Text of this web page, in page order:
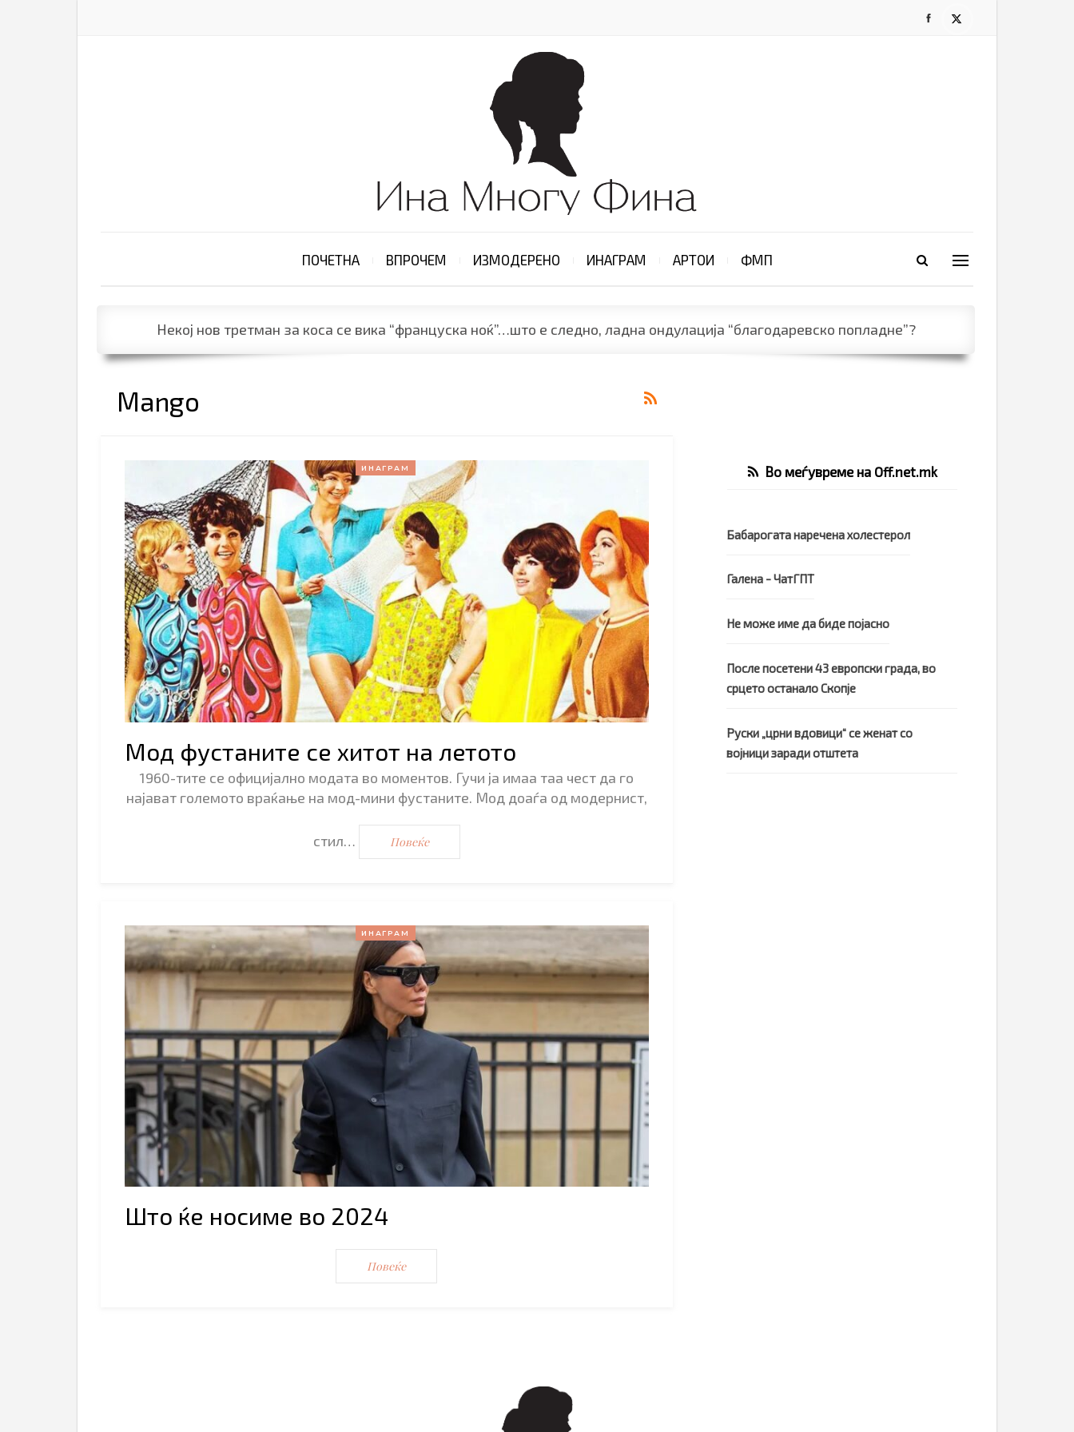
ПОЧЕТНА ВПРОЧЕМ ИЗМОДЕРЕНО ИНАГРАМ АРТОИ ФМП
Некој нов третман за коса се вика “француска ноќ”…што е следно, ладна ондулација “благодаревско попладне”?
Mango
ИНАГРАМ
Мод фустаните се хитот на летото
1960-тите се официјално модата во моментов. Гучи ја имаа таа чест да го
најават големото враќање на мод-мини фустаните. Мод доаѓа од модернист,
стил… Повеќе
ИНАГРАМ
Што ќе носиме во 2024
Повеќе
Во меѓувреме на Off.net.mk
Бабарогата наречена холестерол
Галена - ЧатГПТ
Не може име да биде појасно
После посетени 43 европски града, во
срцето останало Скопје
Руски „црни вдовици“ се женат со
војници заради отштета